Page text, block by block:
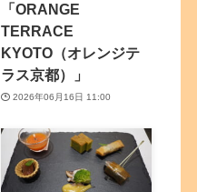
「ORANGE
TERRACE
KYOTO（オレンジテ
ラス京都）」
2026年06月16日 11:00